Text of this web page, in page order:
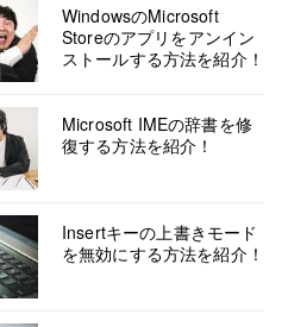
WindowsのMicrosoft
Storeのアプリをアンイン
ストールする方法を紹介！
Microsoft IMEの辞書を修
復する方法を紹介！
Insertキーの上書きモード
を無効にする方法を紹介！